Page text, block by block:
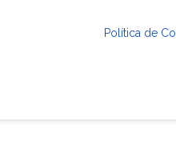
Política de